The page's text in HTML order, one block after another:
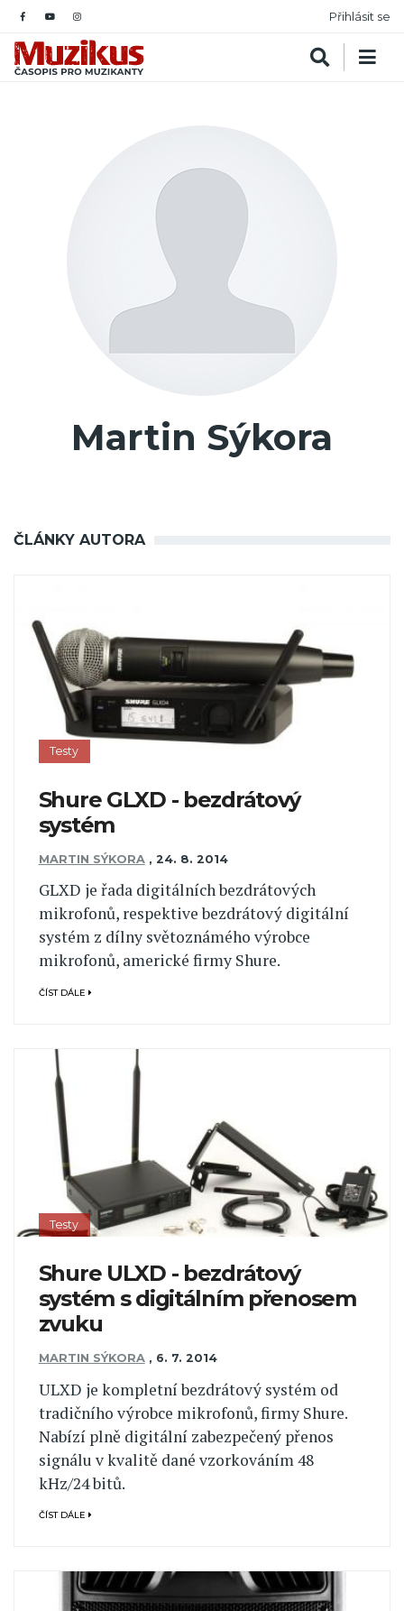
Přihlásit se
Martin Sýkora
ČLÁNKY AUTORA
Testy
Shure GLXD - bezdrátový
systém
MARTIN SÝKORA , 24. 8. 2014
GLXD je řada digitálních bezdrátových
mikrofonů, respektive bezdrátový digitální
systém z dílny světoznámého výrobce
mikrofonů, americké firmy Shure.
ČÍST DÁLE
Testy
Shure ULXD - bezdrátový
systém s digitálním přenosem
zvuku
MARTIN SÝKORA , 6. 7. 2014
ULXD je kompletní bezdrátový systém od
tradičního výrobce mikrofonů, firmy Shure.
Nabízí plně digitální zabezpečený přenos
signálu v kvalitě dané vzorkováním 48
kHz/24 bitů.
ČÍST DÁLE